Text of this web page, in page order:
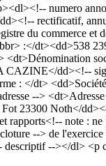
numero
rectificatif,
du commerce et
:</dt><dd>538
<dt>Dénomination
dd><!--
: </dt>
-->
23300 Noth</
rapports<!-- note : ne
--> de l'exercice
descriptif --></dl> <p